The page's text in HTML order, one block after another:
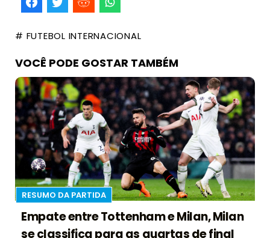
# FUTEBOL INTERNACIONAL
VOCÊ PODE GOSTAR TAMBÉM
RESUMO DA PARTIDA
Empate entre Tottenham e Milan, Milan
se classifica para as quartas de final